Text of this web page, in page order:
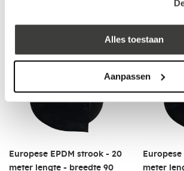
Alles toestaan
Aanpassen
Europese EPDM strook - 20
meter lengte - breedte 90
meter